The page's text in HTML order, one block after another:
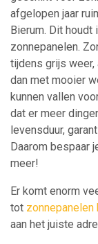
afgelopen jaar
Bierum. Dit
zonnepanelen.
tijdens grijs
dan met mooier
kunnen vallen
dat er meer
levensduur,
Daarom bespaar
meer!
Er komt enorm
tot zonnepanelen
aan het juiste